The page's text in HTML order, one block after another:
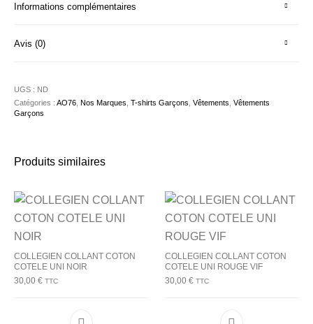
Informations complémentaires
Avis (0)
UGS : ND
Catégories :AO76 ,Nos Marques ,T-shirts Garçons ,Vêtements ,Vêtements
Garçons
Produits similaires
COLLEGIEN COLLANT COTON
COTELE UNI NOIR
30,00€ TTC
COLLEGIEN COLLANT COTON
COTELE UNI ROUGE VIF
30,00 € TTC